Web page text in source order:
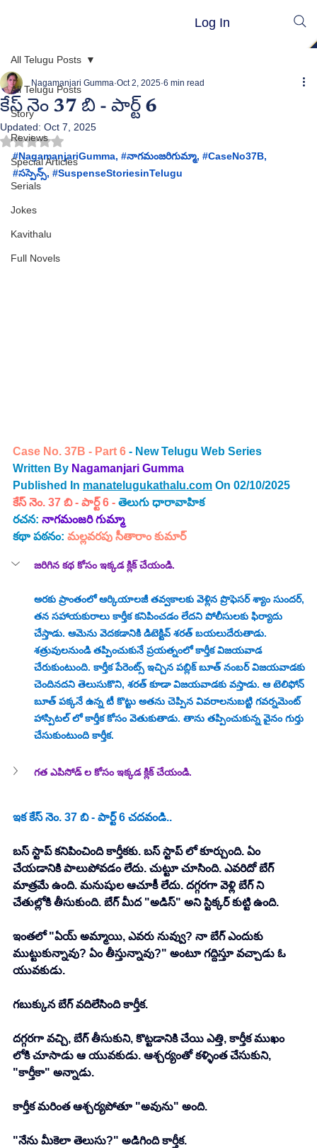
Log In
All Telugu Posts
Story
Reviews
Special Articles
Serials
Jokes
Kavithalu
Full Novels
All Telugu Posts
కేస్ నెం 37 బి - పార్ట్ 6
Nagamanjari Gumma Oct 2, 2025 6 min read
Updated: Oct 7, 2025
Rated NaN out of 5 stars.
#NagamanjariGumma, #నాగమంజరిగుమ్మా, #CaseNo37B,
#సస్పెన్స్, #SuspenseStoriesinTelugu
Case No. 37B - Part 6 - New Telugu Web Series
Written By Nagamanjari Gumma
Published In manatelugukathalu.com On 02/10/2025
కేస్ నెం. 37 బి - పార్ట్ 6 - తెలుగు ధారావాహిక
రచన: నాగమంజరి గుమ్మా
కథా పఠనం: మల్లవరపు సీతారాం కుమార్
జరిగిన కథ కోసం ఇక్కడ క్లిక్ చేయండి.
అరకు ప్రాంతంలో ఆర్కియాలజీ తవ్వకాలకు వెళ్లిన ప్రొఫెసర్ శ్యాం సుందర్,
తన సహాయకురాలు కార్తీక కనిపించడం లేదని పోలీసులకు ఫిర్యాదు
చేస్తాడు. ఆమెను వెదకడానికి డిటెక్టివ్ శరత్ బయలుదేరుతాడు.
శత్రువులనుండి తప్పించుకునే ప్రయత్నంలో కార్తీక విజయవాడ
చేరుకుంటుంది. కార్తీక పేరెంట్స్ ఇచ్చిన పబ్లిక్ బూత్ నంబర్ విజయవాడకు
చెందినదని తెలుసుకొని, శరత్ కూడా విజయవాడకు వస్తాడు. ఆ టెలిఫోన్
బూత్ పక్కనే ఉన్న టీ కొట్టు అతను చెప్పిన వివరాలనుబట్టి గవర్నమెంట్
హాస్పిటల్ లో కార్తీక కోసం వెతుకుతాడు. తాను తప్పించుకున్న వైనం గుర్తు
చేసుకుంటుంది కార్తీక.
గత ఎపిసోడ్ ల కోసం ఇక్కడ క్లిక్ చేయండి.
ఇక కేస్ నెం. 37 బి - పార్ట్ 6 చదవండి..
బస్ స్టాప్ కనిపించింది కార్తీకకు. బస్ స్టాప్ లో కూర్చుంది. ఏం
చేయడానికి పాలుపోవడం లేదు. చుట్టూ చూసింది. ఎవరిదో బేగ్
మాత్రమే ఉంది. మనుషుల ఆచూకీ లేదు. దగ్గరగా వెళ్లి బేగ్ ని
చేతుల్లోకి తీసుకుంది. బేగ్ మీద "అడిస్" అని స్టిక్కర్ కుట్టి ఉంది.
ఇంతలో "ఏయ్ అమ్మాయి, ఎవరు నువ్వు? నా బేగ్ ఎందుకు
ముట్టుకున్నావు? ఏం తీస్తున్నావు?" అంటూ గద్దిస్తూ వచ్చాడు ఓ
యువకుడు.
గబుక్కున బేగ్ వదిలేసింది కార్తీక.
దగ్గరగా వచ్చి, బేగ్ తీసుకుని, కొట్టడానికి చేయి ఎత్తి, కార్తీక ముఖం
లోకి చూసాడు ఆ యువకుడు. ఆశ్చర్యంతో కళ్ళింత చేసుకుని,
"కార్తీకా" అన్నాడు.
కార్తీక మరింత ఆశ్చర్యపోతూ "అవును" అంది.
"నేను మీకెలా తెలుసు?" అడిగింది కార్తీక.